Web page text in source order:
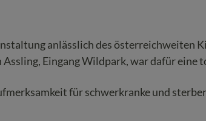
anlässlich des österreichweiten
Eingang Wildpark, war dafür eine
für schwerkranke und